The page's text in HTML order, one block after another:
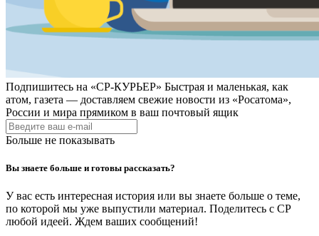
Подпишитесь на «СР-КУРЬЕР» Быстрая и маленькая, как
атом, газета — доставляем свежие новости из «Росатома»,
России и мира прямиком в ваш почтовый ящик
Больше не показывать
Вы знаете больше и готовы рассказать?
У вас есть интересная история или вы знаете больше о теме,
по которой мы уже выпустили материал. Поделитесь с СР
любой идеей. Ждем ваших сообщений!